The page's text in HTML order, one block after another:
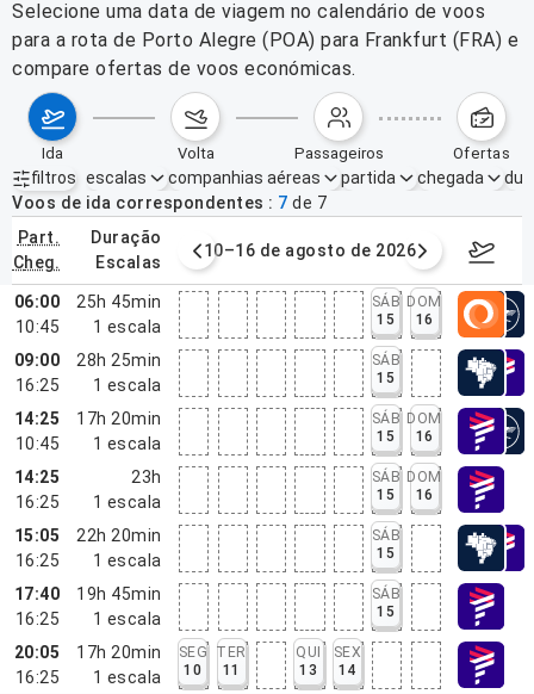
Selecione uma data de viagem no calendário de voos
para a rota de Porto Alegre (POA) para Frankfurt (FRA) e
compare ofertas de voos económicas.
ida volta passageiros ofertas
filtros
Filtros ativos nenhum
escalas companhias aéreas partida chegada
Voos de ida correspondentes
7 de 7
part.
cheg.
duração
escalas
agosto de 2026 10–16 de agosto de 2026 17–23
06:00
10:45
25h 45min
1 escala
SÁB
15
DOM
16
09:00
16:25
28h 25min
1 escala
SÁB
15
14:25
10:45
17h 20min
1 escala
SÁB
15
DOM
16
14:25
16:25
23h
1 escala
SÁB
15
DOM
16
15:05
16:25
22h 20min
1 escala
SÁB
15
17:40
16:25
19h 45min
1 escala
SÁB
15
20:05
16:25
17h 20min
1 escala
SEG
10
TER
11
QUI
13
SEX
14